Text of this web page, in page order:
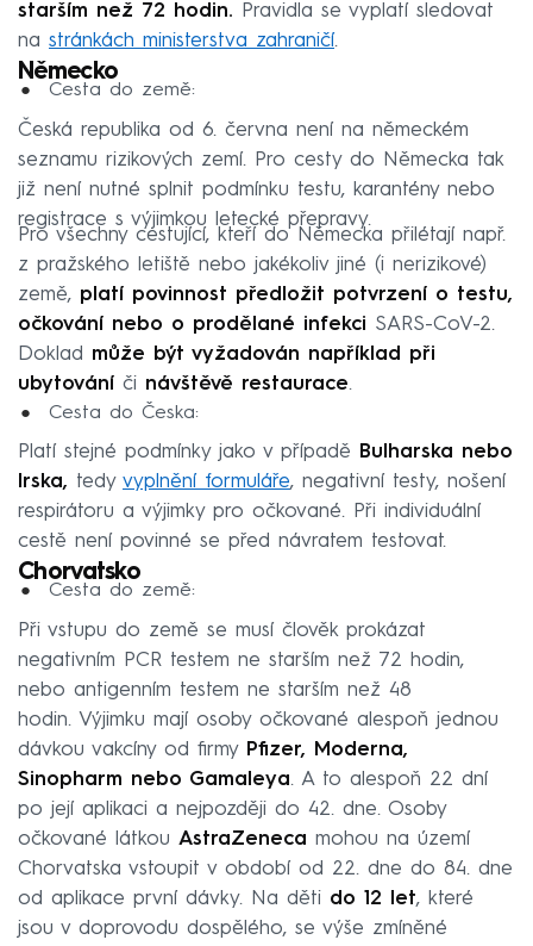
starším než 72 hodin. Pravidla se vyplatí sledovat
na stránkách ministerstva zahraničí.
Německo
Cesta do země:
Česká republika od 6. června není na německém
seznamu rizikových zemí. Pro cesty do Německa tak
již není nutné splnit podmínku testu, karantény nebo
registrace s výjimkou letecké přepravy.
Pro všechny cestující, kteří do Německa přilétají např.
z pražského letiště nebo jakékoliv jiné (i nerizikové)
země, platí povinnost předložit potvrzení o testu,
očkování nebo o prodělané infekci SARS-CoV-2.
Doklad může být vyžadován například při
ubytování či návštěvě restaurace.
Cesta do Česka:
Platí stejné podmínky jako v případě
Bulharska nebo
Irska, tedy vyplnění formuláře, negativní testy, nošení
respirátoru a výjimky pro očkované. Při individuální
cestě není povinné se před návratem testovat.
Chorvatsko
Cesta do země:
Při vstupu do země se musí člověk prokázat
negativním PCR testem ne starším než 72 hodin,
nebo antigenním testem ne starším než 48
hodin. Výjimku mají osoby očkované alespoň jednou
dávkou vakcíny od firmy Pfizer, Moderna,
Sinopharm nebo Gamaleya. A to alespoň 22 dní
po její aplikaci a nejpozději do 42. dne. Osoby
očkované látkou AstraZeneca mohou na území
Chorvatska vstoupit v období od 22. dne do 84. dne
od aplikace první dávky. Na děti do 12 let, které
jsou v doprovodu dospělého, se výše zmíněné